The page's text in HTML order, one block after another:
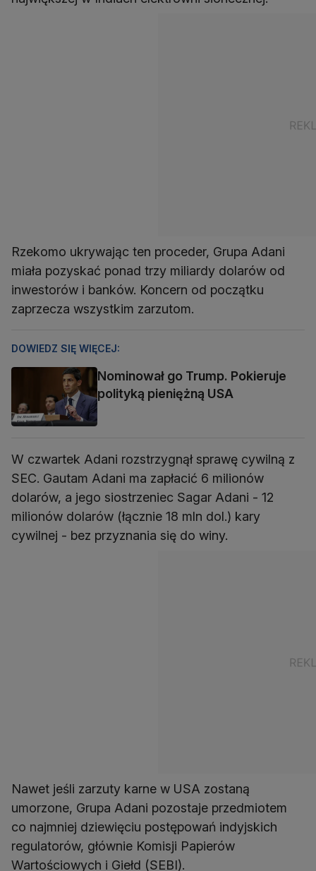
Rzekomo ukrywając ten proceder, Grupa Adani
miała pozyskać ponad trzy miliardy dolarów od
inwestorów i banków. Koncern od początku
zaprzecza wszystkim zarzutom.
DOWIEDZ SIĘ WIĘCEJ:
Nominował go Trump. Pokieruje
polityką pieniężną USA
W czwartek Adani rozstrzygnął sprawę cywilną z
SEC. Gautam Adani ma zapłacić 6 milionów
dolarów, a jego siostrzeniec Sagar Adani - 12
milionów dolarów (łącznie 18 mln dol.) kary
cywilnej - bez przyznania się do winy.
Nawet jeśli zarzuty karne w USA zostaną
umorzone, Grupa Adani pozostaje przedmiotem
co najmniej dziewięciu postępowań indyjskich
regulatorów, głównie Komisji Papierów
Wartościowych i Giełd (SEBI).